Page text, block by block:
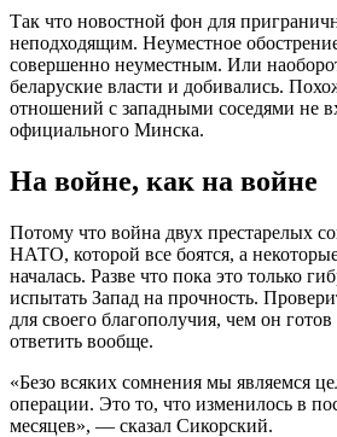
Так что новостной фон для
неподходящим. Неуместное
совершенно неуместным. Или
беларуские власти и добивались.
отношений с западными соседями не
официального Минска.
На войне, как на войне
Потому что война двух престарелых
НАТО, которой все боятся, а
началась. Разве что пока это только
испытать Запад на прочность.
для своего благополучия, чем он
ответить вообще.
«Безо всяких сомнения мы являемся
операции. Это то, что изменилось в
месяцев», — сказал Сикорский.